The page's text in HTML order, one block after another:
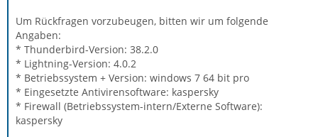
Um Rückfragen vorzubeugen, bitten wir um folgende
Angaben:
* Thunderbird-Version: 38.2.0
* Lightning-Version: 4.0.2
* Betriebssystem + Version: windows 7 64 bit pro
* Eingesetzte Antivirensoftware: kaspersky
* Firewall (Betriebssystem-intern/Externe Software):
kaspersky